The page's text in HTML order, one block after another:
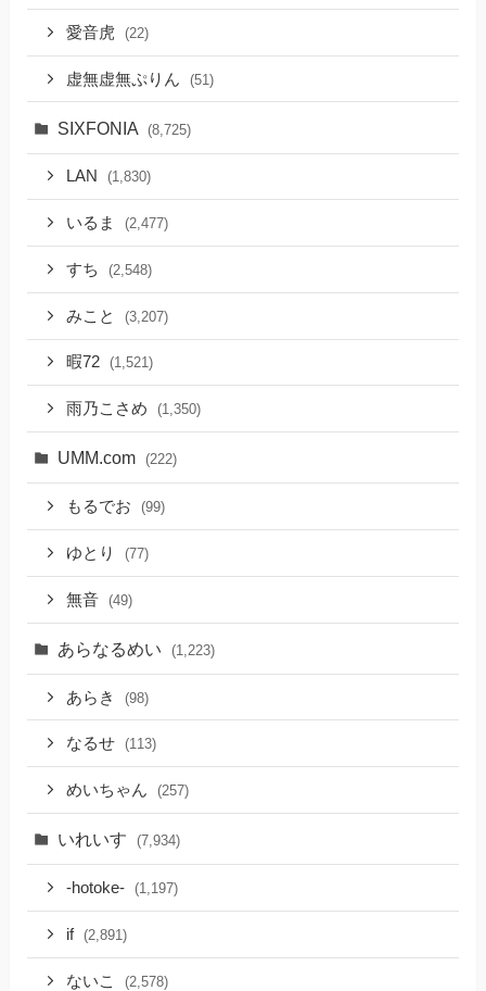
愛音虎 (22)
虚無虚無ぷりん (51)
SIXFONIA (8,725)
LAN (1,830)
いるま (2,477)
すち (2,548)
みこと (3,207)
暇72 (1,521)
雨乃こさめ (1,350)
UMM.com (222)
もるでお (99)
ゆとり (77)
無音 (49)
あらなるめい (1,223)
あらき (98)
なるせ (113)
めいちゃん (257)
いれいす (7,934)
-hotoke- (1,197)
if (2,891)
ないこ (2,578)